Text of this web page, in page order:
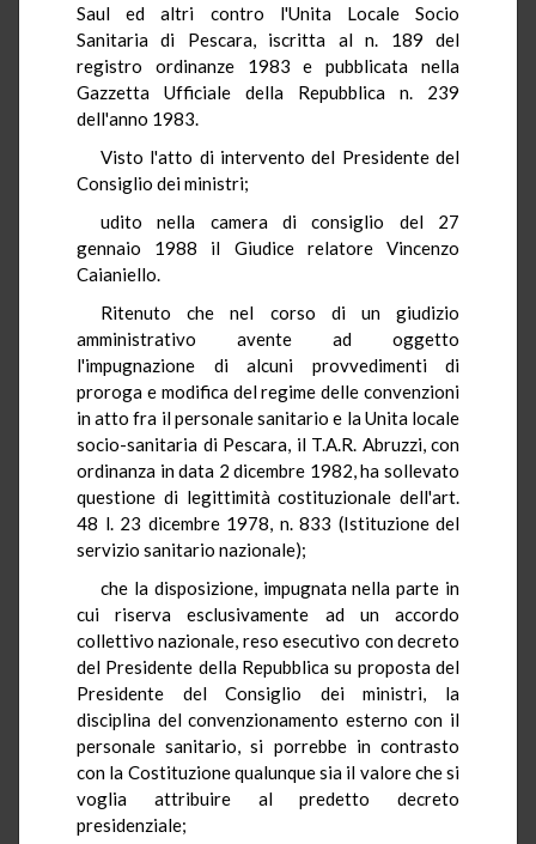
Saul ed altri contro l'Unita Locale Socio
Sanitaria di Pescara, iscritta al n. 189 del
registro ordinanze 1983 e pubblicata nella
Gazzetta Ufficiale della Repubblica n. 239
dell'anno 1983.
Visto l'atto di intervento del Presidente del
Consiglio dei ministri;
udito nella camera di consiglio del 27
gennaio 1988 il Giudice relatore Vincenzo
Caianiello.
Ritenuto che nel corso di un giudizio
amministrativo avente ad oggetto
l'impugnazione di alcuni provvedimenti di
proroga e modifica del regime delle convenzioni
in atto fra il personale sanitario e la Unita locale
socio-sanitaria di Pescara, il T.A.R. Abruzzi, con
ordinanza in data 2 dicembre 1982, ha sollevato
questione di legittimità costituzionale dell'art.
48 l. 23 dicembre 1978, n. 833 (Istituzione del
servizio sanitario nazionale);
che la disposizione, impugnata nella parte in
cui riserva esclusivamente ad un accordo
collettivo nazionale, reso esecutivo con decreto
del Presidente della Repubblica su proposta del
Presidente del Consiglio dei ministri, la
disciplina del convenzionamento esterno con il
personale sanitario, si porrebbe in contrasto
con la Costituzione qualunque sia il valore che si
voglia attribuire al predetto decreto
presidenziale;